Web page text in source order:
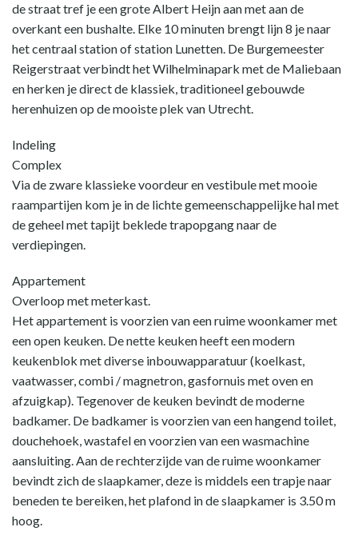
de straat tref je een grote Albert Heijn aan met aan de
overkant een bushalte. Elke 10 minuten brengt lijn 8 je naar
het centraal station of station Lunetten. De Burgemeester
Reigerstraat verbindt het Wilhelminapark met de Maliebaan
en herken je direct de klassiek, traditioneel gebouwde
herenhuizen op de mooiste plek van Utrecht.
Indeling
Complex
Via de zware klassieke voordeur en vestibule met mooie
raampartijen kom je in de lichte gemeenschappelijke hal met
de geheel met tapijt beklede trapopgang naar de
verdiepingen.
Appartement
Overloop met meterkast.
Het appartement is voorzien van een ruime woonkamer met
een open keuken. De nette keuken heeft een modern
keukenblok met diverse inbouwapparatuur (koelkast,
vaatwasser, combi / magnetron, gasfornuis met oven en
afzuigkap). Tegenover de keuken bevindt de moderne
badkamer. De badkamer is voorzien van een hangend toilet,
douchehoek, wastafel en voorzien van een wasmachine
aansluiting. Aan de rechterzijde van de ruime woonkamer
bevindt zich de slaapkamer, deze is middels een trapje naar
beneden te bereiken, het plafond in de slaapkamer is 3.50 m
hoog.